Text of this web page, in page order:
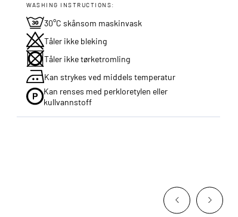
WASHING INSTRUCTIONS:
30°C skånsom maskinvask
Tåler ikke bleking
Tåler ikke tørketromling
Kan strykes ved middels temperatur
Kan renses med perkloretylen eller
kullvannstoff